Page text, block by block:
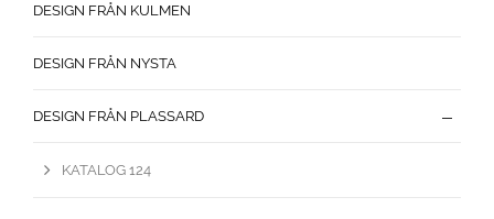
DESIGN FRÅN KULMEN
DESIGN FRÅN NYSTA
DESIGN FRÅN PLASSARD
KATALOG 124